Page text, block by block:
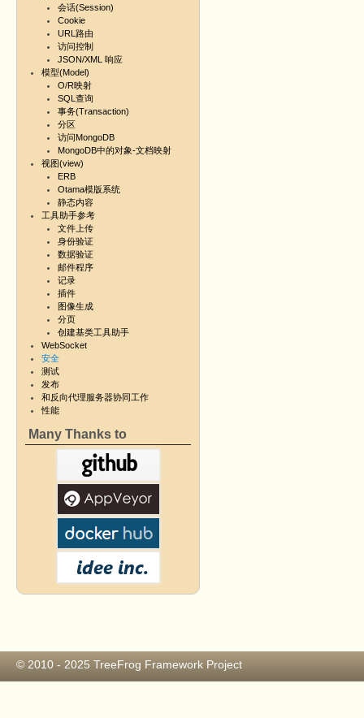
会话(Session)
Cookie
URL路由
访问控制
JSON/XML 响应
模型(Model)
O/R映射
SQL查询
事务(Transaction)
分区
访问MongoDB
MongoDB中的对象-文档映射
视图(view)
ERB
Otama模版系统
静态内容
工具助手参考
文件上传
身份验证
数据验证
邮件程序
记录
插件
图像生成
分页
创建基类工具助手
WebSocket
安全
测试
发布
和反向代理服务器协同工作
性能
Many Thanks to
© 2010 - 2025 TreeFrog Framework Project